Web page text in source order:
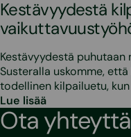
Kestävyydestä
Kestävyydestä
Susteralla uskomme,
todellinen kilpailuetu,
Lue lisää
Ota yhteyttä